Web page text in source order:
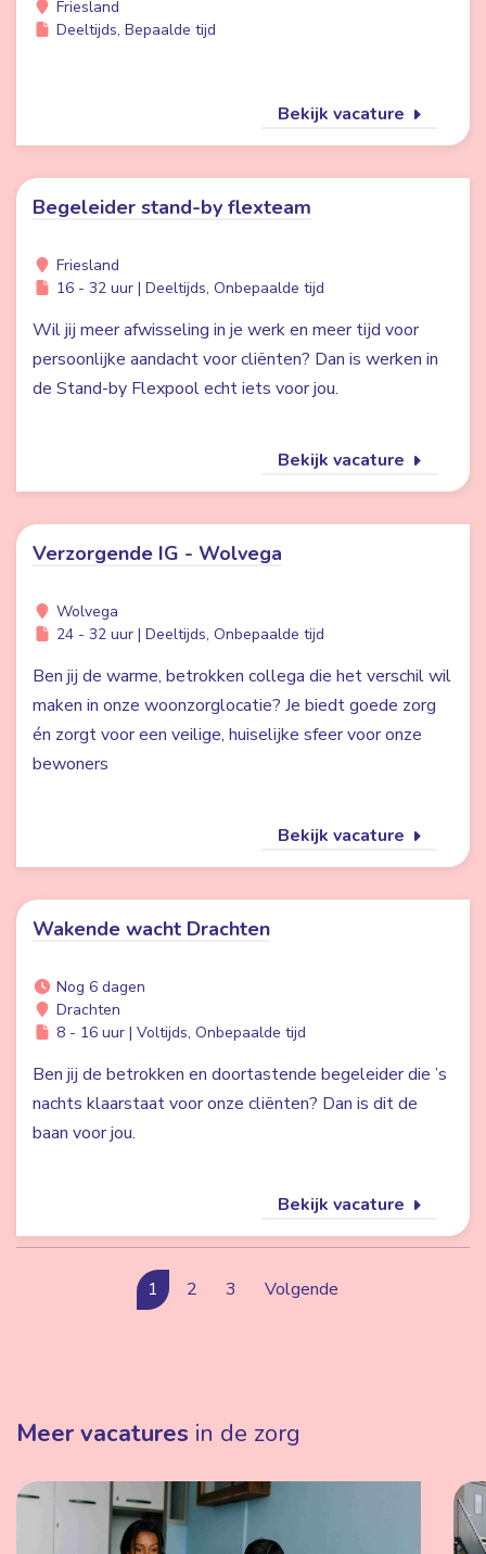
Friesland
Deeltijds, Bepaalde tijd
Bekijk vacature
Begeleider stand-by flexteam
Friesland
16 - 32 uur | Deeltijds, Onbepaalde tijd
Wil jij meer afwisseling in je werk en meer tijd voor
persoonlijke aandacht voor cliënten? Dan is werken in
de Stand-by Flexpool echt iets voor jou.
Bekijk vacature
Verzorgende IG - Wolvega
Wolvega
24 - 32 uur | Deeltijds, Onbepaalde tijd
Ben jij de warme, betrokken collega die het verschil wil
maken in onze woonzorglocatie? Je biedt goede zorg
én zorgt voor een veilige, huiselijke sfeer voor onze
bewoners
Bekijk vacature
Wakende wacht Drachten
Nog 6 dagen
Drachten
8 - 16 uur | Voltijds, Onbepaalde tijd
Ben jij de betrokken en doortastende begeleider die ’s
nachts klaarstaat voor onze cliënten? Dan is dit de
baan voor jou.
Bekijk vacature
1 2 3 Volgende
Meer vacatures in de zorg